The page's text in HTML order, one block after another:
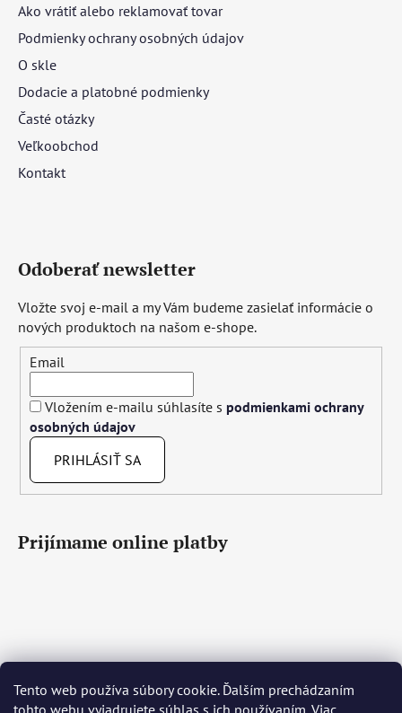
Tento web používa súbory cookie. Ďalším prechádzaním
tohto webu vyjadrujete súhlas s ich používaním. Viac
Ako vrátiť alebo reklamovať tovar
Podmienky ochrany osobných údajov
O skle
Dodacie a platobné podmienky
Časté otázky
Veľkoobchod
Kontakt
Odoberať newsletter
Vložte svoj e-mail a my Vám budeme zasielať informácie o
nových produktoch na našom e-shope.
Email
Vložením e-mailu súhlasíte s podmienkami ochrany
osobných údajov
PRIHLÁSIŤ SA
Prijímame online platby
Čeština Slovenčina English Deutsch Magyar